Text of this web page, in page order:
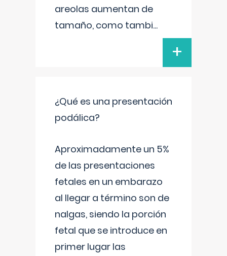
areolas aumentan de
tamaño, como tambi...
+
¿Qué es una presentación
podálica?
Aproximadamente un 5%
de las presentaciones
fetales en un embarazo
al llegar a término son de
nalgas, siendo la porción
fetal que se introduce en
primer lugar las